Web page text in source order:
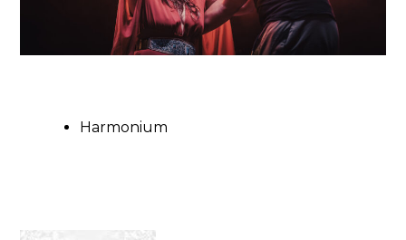
Harmonium